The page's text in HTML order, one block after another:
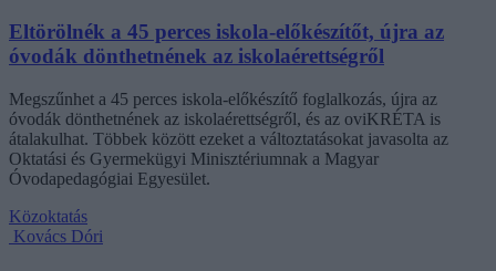
Eltörölnék a 45 perces iskola-előkészítőt, újra az
óvodák dönthetnének az iskolaérettségről
Megszűnhet a 45 perces iskola-előkészítő foglalkozás, újra az
óvodák dönthetnének az iskolaérettségről, és az oviKRÉTA is
átalakulhat. Többek között ezeket a változtatásokat javasolta az
Oktatási és Gyermekügyi Minisztériumnak a Magyar
Óvodapedagógiai Egyesület.
Közoktatás
Kovács Dóri